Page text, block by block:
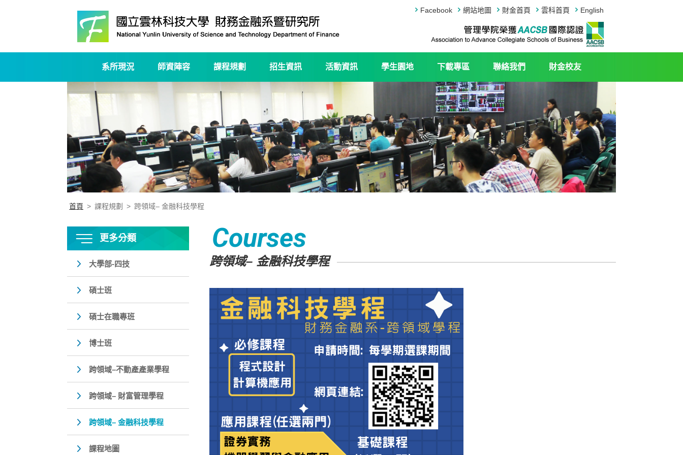
English
雲科首頁
財金首頁
網站地圖
Facebook
系所現況 師資陣容 課程規劃 招生資訊 活動資訊 學生園地 下載專區 聯絡我們 財金校友
首頁 > 課程規劃 > 跨領域– 金融科技學程
Courses
跨領域– 金融科技學程
更多分類
大學部-四技
碩士班
碩士在職專班
博士班
跨領域–不動產產業學程
跨領域– 財富管理學程
跨領域– 金融科技學程
課程地圖